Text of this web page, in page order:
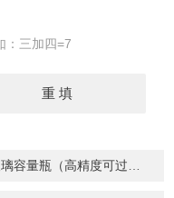
：三加四=7
量瓶（高精度可过检）